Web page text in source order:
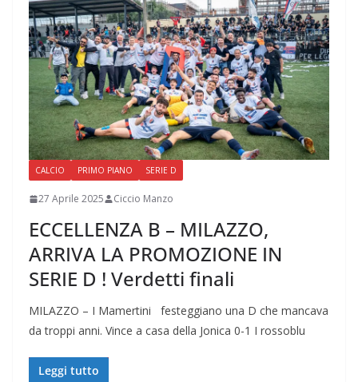
CALCIO PRIMO PIANO SERIE D
27 Aprile 2025 Ciccio Manzo
ECCELLENZA B – MILAZZO,
ARRIVA LA PROMOZIONE IN
SERIE D ! Verdetti finali
MILAZZO – I Mamertini festeggiano una D che mancava
da troppi anni. Vince a casa della Jonica 0-1 I rossoblu
Leggi tutto